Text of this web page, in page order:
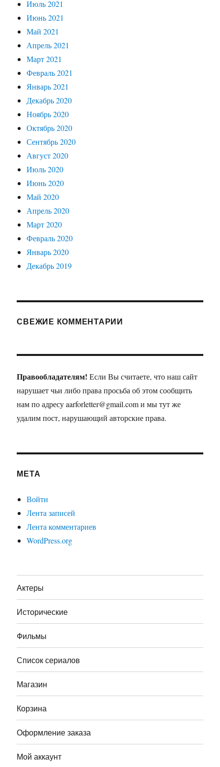
Июль 2021
Июнь 2021
Май 2021
Апрель 2021
Март 2021
Февраль 2021
Январь 2021
Декабрь 2020
Ноябрь 2020
Октябрь 2020
Сентябрь 2020
Август 2020
Июль 2020
Июнь 2020
Май 2020
Апрель 2020
Март 2020
Февраль 2020
Январь 2020
Декабрь 2019
СВЕЖИЕ КОММЕНТАРИИ
Правообладателям! Если Вы считаете, что наш сайт
нарушает чьи либо права просьба об этом сообщить
нам по адресу aarforletter@gmail.com и мы тут же
удалим пост, нарушающий авторские права.
МЕТА
Войти
Лента записей
Лента комментариев
WordPress.org
Актеры
Исторические
Фильмы
Список сериалов
Магазин
Корзина
Оформление заказа
Мой аккаунт